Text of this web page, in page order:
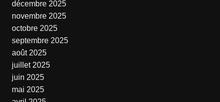
décembre 2025
novembre 2025
octobre 2025
septembre 2025
août 2025
juillet 2025
juin 2025
mai 2025